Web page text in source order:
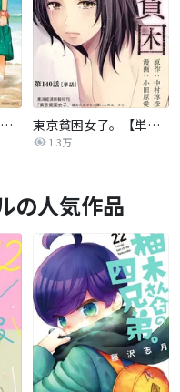
みつば君はあにヨメさんと。 東京貧困女子。【単話】
1.3万
の人気作品